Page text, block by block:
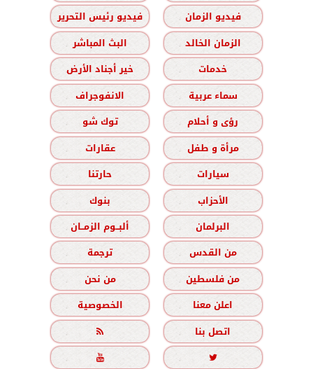
فيديو الزمان
فيديو رئيس التحرير
الزمان الخالد
البث المباشر
خدمات
خير أجناد الأرض
سماء عربية
الانفوجراف
رؤى و أحلام
توك شو
مرأة و طفل
عقارات
سيارات
حارتنا
الأحزاب
بنوك
البرلمان
ألبــوم الزمــان
من القدس
ترجمة
من فلسطين
من نحن
اعلن معنا
الخصوصية
اتصل بنا


